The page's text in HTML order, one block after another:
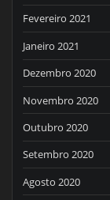
Fevereiro 2021
Janeiro 2021
Dezembro 2020
Novembro 2020
Outubro 2020
Setembro 2020
Agosto 2020